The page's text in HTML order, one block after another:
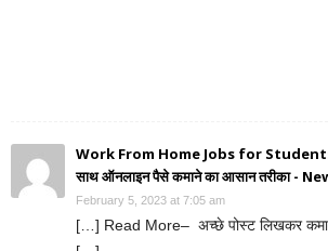
Work From Home Jobs for
साथ ऑनलाइन पैसे कमाने का आसान तरीका -
February 5, 2023 at 7:05 am
[…] Read More– अच्छे पोस्ट लिखकर